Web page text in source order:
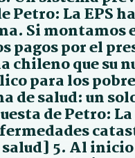
Petro: La EPS
Si montamos
por el
chileno que su
para los
de salud: un
de Petro: La
5. Al inicio